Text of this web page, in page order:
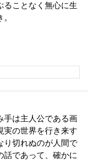
ることなく無心に生
手は主人公である画
実の世界を行き来す
り切れぬのが人間で
話であって、確かに